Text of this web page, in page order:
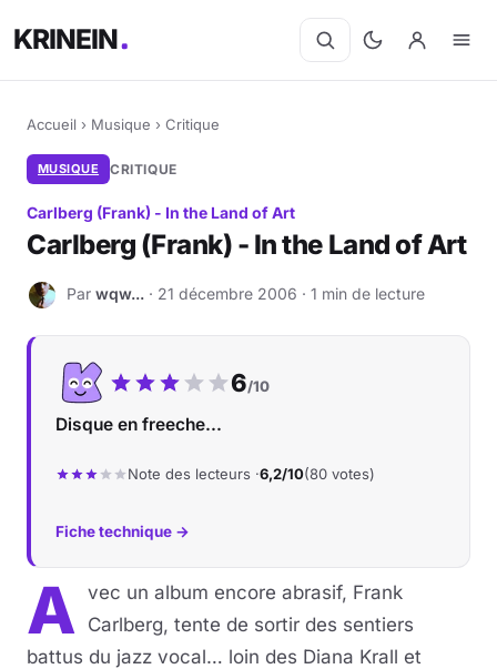
KRINEIN
Accueil › Musique › Critique
MUSIQUE CRITIQUE
Carlberg (Frank) - In the Land of Art
Carlberg (Frank) - In the Land of Art
W Par wqw... · 21 décembre 2006 · 1 min de lecture
Notre note :
6/10
Disque en freeche...
Note des lecteurs ·6,2/10(80 votes)
Fiche technique →
A vec un album encore abrasif, Frank
Carlberg, tente de sortir des sentiers
battus du jazz vocal… loin des Diana Krall et